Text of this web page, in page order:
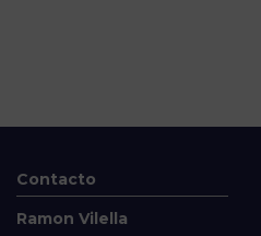
Contacto
Ramon Vilella